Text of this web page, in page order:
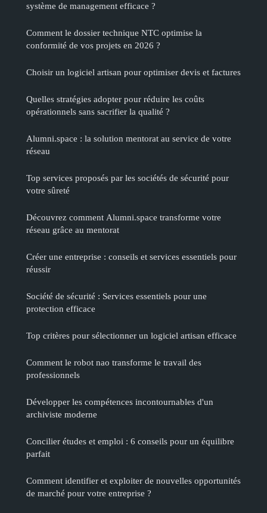
système de management efficace ?
Comment le dossier technique NTC optimise la
conformité de vos projets en 2026 ?
Choisir un logiciel artisan pour optimiser devis et factures
Quelles stratégies adopter pour réduire les coûts
opérationnels sans sacrifier la qualité ?
Alumni.space : la solution mentorat au service de votre
réseau
Top services proposés par les sociétés de sécurité pour
votre sûreté
Découvrez comment Alumni.space transforme votre
réseau grâce au mentorat
Créer une entreprise : conseils et services essentiels pour
réussir
Société de sécurité : Services essentiels pour une
protection efficace
Top critères pour sélectionner un logiciel artisan efficace
Comment le robot nao transforme le travail des
professionnels
Développer les compétences incontournables d'un
archiviste moderne
Concilier études et emploi : 6 conseils pour un équilibre
parfait
Comment identifier et exploiter de nouvelles opportunités
de marché pour votre entreprise ?